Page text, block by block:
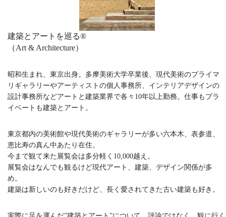
建築とアートを巡る®︎
（Art & Architecture）
昭和生まれ、東京出身。多摩美術大学卒業後、現代美術のプライマ
リギャラリーやアーティストの個人事務所、インテリアデザインの
設計事務所などアートと建築業界で各々10年以上勤務。仕事もプラ
イベートも建築とアート。
東京都内の美術館や現代美術のギャラリーが多い六本木、表参道、
恵比寿の真ん中あたり在住。
今まで観て来た展覧会は多分軽く10,000越え。
展覧会はなんでも観るけど現代アート、建築、デザイン関係が多
め。
建築は新しいのも好きだけど、長く愛されてきた古い建築も好き。